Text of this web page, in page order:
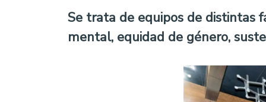
Se trata de equipos de distintas
mental, equidad de género,